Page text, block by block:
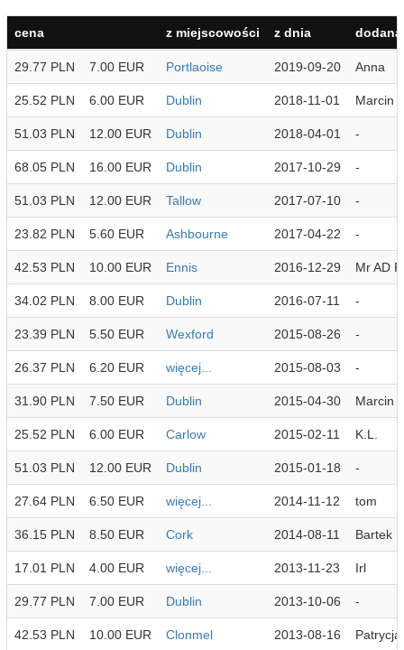
cena z miejscowości z dnia dodana
29.77 PLN 7.00 EUR Portlaoise 2019-09-20 Anna
25.52 PLN 6.00 EUR Dublin 2018-11-01 Marcin
51.03 PLN 12.00 EUR Dublin 2018-04-01 -
68.05 PLN 16.00 EUR Dublin 2017-10-29 -
51.03 PLN 12.00 EUR Tallow 2017-07-10 -
23.82 PLN 5.60 EUR Ashbourne 2017-04-22 -
42.53 PLN 10.00 EUR Ennis 2016-12-29 Mr AD
34.02 PLN 8.00 EUR Dublin 2016-07-11 -
23.39 PLN 5.50 EUR Wexford 2015-08-26 -
26.37 PLN 6.20 EUR więcej... 2015-08-03 -
31.90 PLN 7.50 EUR Dublin 2015-04-30 Marcin
25.52 PLN 6.00 EUR Carlow 2015-02-11 K.L.
51.03 PLN 12.00 EUR Dublin 2015-01-18 -
27.64 PLN 6.50 EUR więcej... 2014-11-12 tom
36.15 PLN 8.50 EUR Cork 2014-08-11 Bartek
17.01 PLN 4.00 EUR więcej... 2013-11-23 Irl
29.77 PLN 7.00 EUR Dublin 2013-10-06 -
42.53 PLN 10.00 EUR Clonmel 2013-08-16 Patrycja